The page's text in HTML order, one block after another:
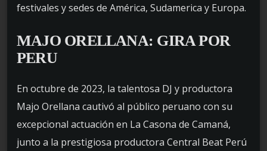
festivales y sedes de América, Sudamerica y Europa.
MAJO ORELLANA: GIRA POR
PERU
En octubre de 2023, la talentosa DJ y productora
Majo Orellana cautivó al público peruano con su
excepcional actuación en La Casona de Camaná,
junto a la prestigiosa productora Central Beat Perú